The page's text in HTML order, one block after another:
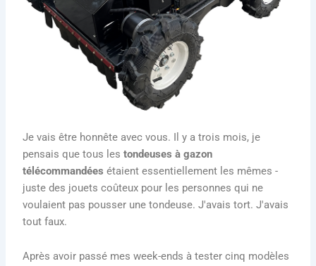
Je vais être honnête avec vous. Il y a trois mois, je
pensais que tous lestondeuses à gazon
télécommandées étaient essentiellement les mêmes -
juste des jouets coûteux pour les personnes qui ne
voulaient pas pousser une tondeuse. J'avais tort. J'avais
tout faux.
Après avoir passé mes week-ends à tester cinq modèles